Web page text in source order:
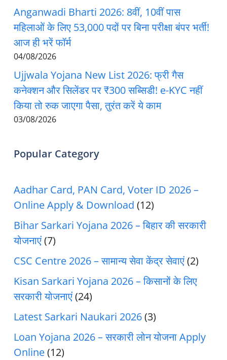
Anganwadi Bharti 2026: 8वीं, 10वीं पास
महिलाओं के लिए 53,000 पदों पर बिना परीक्षा बंपर भर्ती!
आज ही भरें फॉर्म
04/08/2026
Ujjwala Yojana New List 2026: फ्री गैस
कनेक्शन और सिलेंडर पर ₹300 सब्सिडी! e-KYC नहीं
किया तो रुक जाएगा पैसा, तुरंत करें ये काम
03/08/2026
Popular Category
Aadhar Card, PAN Card, Voter ID 2026 –
Online Apply & Download (12)
Bihar Sarkari Yojana 2026 – बिहार की सरकारी
योजनाएं(7)
CSC Centre 2026 – सामान्य सेवा केंद्र सेवाएं(2)
Kisan Sarkari Yojana 2026 – किसानों के लिए
सरकारी योजनाएं(24)
Latest Sarkari Naukari 2026(3)
Loan Yojana 2026 – सरकारी लोन योजना Apply
Online(12)